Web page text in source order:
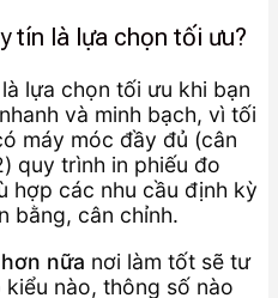
tín là lựa chọn tối ưu?
lựa chọn tối ưu khi bạn
và minh bạch, vì tối
máy móc đầy đủ (cân
quy trình in phiếu đo
hợp các nhu cầu định kỳ
bằng, cân chỉnh.
hơn nữa nơi làm tốt sẽ tư
nào, thông số nào